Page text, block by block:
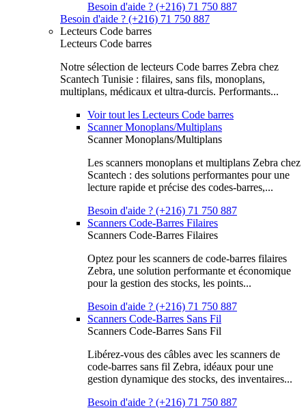
Besoin d'aide ? (+216) 71 750 887
Besoin d'aide ? (+216) 71 750 887
Lecteurs Code barres
Lecteurs Code barres
Notre sélection de lecteurs Code barres Zebra chez
Scantech Tunisie : filaires, sans fils, monoplans,
multiplans, médicaux et ultra-durcis. Performants...
Voir tout les Lecteurs Code barres
Scanner Monoplans/Multiplans
Scanner Monoplans/Multiplans
Les scanners monoplans et multiplans Zebra chez
Scantech : des solutions performantes pour une
lecture rapide et précise des codes-barres,...
Besoin d'aide ? (+216) 71 750 887
Scanners Code-Barres Filaires
Scanners Code-Barres Filaires
Optez pour les scanners de code-barres filaires
Zebra, une solution performante et économique
pour la gestion des stocks, les points...
Besoin d'aide ? (+216) 71 750 887
Scanners Code-Barres Sans Fil
Scanners Code-Barres Sans Fil
Libérez-vous des câbles avec les scanners de
code-barres sans fil Zebra, idéaux pour une
gestion dynamique des stocks, des inventaires...
Besoin d'aide ? (+216) 71 750 887